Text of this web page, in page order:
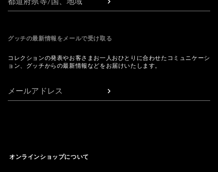
グッチの最新情報をメールで受け取る
コレクションの発表やお客さまお一人おひとりに合わせたコミュニケーシ
ョン、グッチからの最新情報などをお届けいたします。
メールアドレス
オンラインショップについて